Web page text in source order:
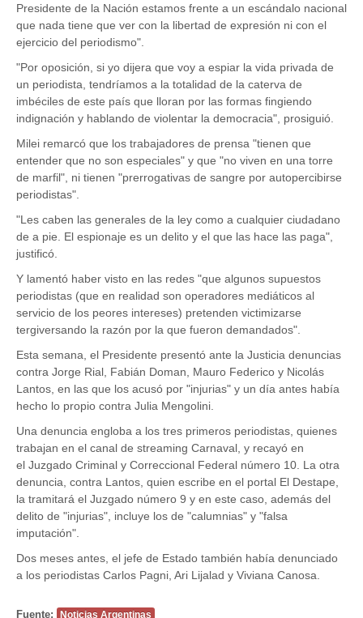
Presidente de la Nación estamos frente a un escándalo nacional
que nada tiene que ver con la libertad de expresión ni con el
ejercicio del periodismo".
"Por oposición, si yo dijera que voy a espiar la vida privada de
un periodista, tendríamos a la totalidad de la caterva de
imbéciles de este país que lloran por las formas fingiendo
indignación y hablando de violentar la democracia", prosiguió.
Milei remarcó que los trabajadores de prensa "tienen que
entender que no son especiales" y que "no viven en una torre
de marfil", ni tienen "prerrogativas de sangre por autopercibirse
periodistas".
"Les caben las generales de la ley como a cualquier ciudadano
de a pie. El espionaje es un delito y el que las hace las paga",
justificó.
Y lamentó haber visto en las redes "que algunos supuestos
periodistas (que en realidad son operadores mediáticos al
servicio de los peores intereses) pretenden victimizarse
tergiversando la razón por la que fueron demandados".
Esta semana, el Presidente presentó ante la Justicia denuncias
contra Jorge Rial, Fabián Doman, Mauro Federico y Nicolás
Lantos, en las que los acusó por "injurias" y un día antes había
hecho lo propio contra Julia Mengolini.
Una denuncia engloba a los tres primeros periodistas, quienes
trabajan en el canal de streaming Carnaval, y recayó en
el Juzgado Criminal y Correccional Federal número 10. La otra
denuncia, contra Lantos, quien escribe en el portal El Destape,
la tramitará el Juzgado número 9 y en este caso, además del
delito de "injurias", incluye los de "calumnias" y "falsa
imputación".
Dos meses antes, el jefe de Estado también había denunciado
a los periodistas Carlos Pagni, Ari Lijalad y Viviana Canosa.
Fuente: Noticias Argentinas